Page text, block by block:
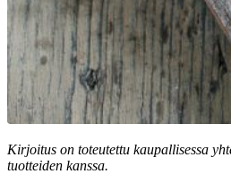
Kirjoitus on toteutettu kaupallisessa
tuotteiden kanssa.